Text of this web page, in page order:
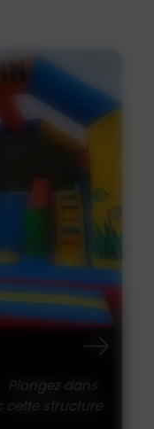
Plongez dans
cette structure